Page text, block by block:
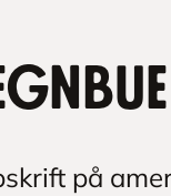
på